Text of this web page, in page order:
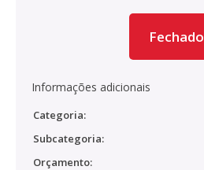
Fechado
Informações adicionais
Categoria:
Subcategoria:
Orçamento: